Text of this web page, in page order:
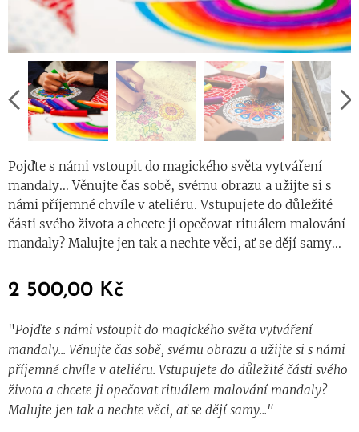
Pojďte s námi vstoupit do magického světa vytváření
mandaly... Věnujte čas sobě, svému obrazu a užijte si s
námi příjemné chvíle v ateliéru. Vstupujete do důležité
části svého života a chcete ji opečovat rituálem malování
mandaly? Malujte jen tak a nechte věci, ať se dějí samy...
2 500,00 Kč
"Pojďte s námi vstoupit do magického světa vytváření
mandaly... Věnujte čas sobě, svému obrazu a užijte si s námi
příjemné chvíle v ateliéru. Vstupujete do důležité části svého
života a chcete ji opečovat rituálem malování mandaly?
Malujte jen tak a nechte věci, ať se dějí samy..."